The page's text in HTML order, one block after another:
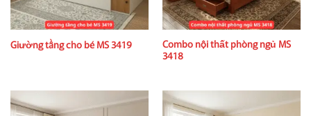
Giường tầng cho bé MS 3419
Combo nội thất phòng ngủ MS
3418